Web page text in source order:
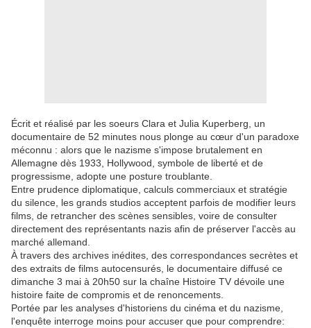
Écrit et réalisé par les soeurs Clara et Julia Kuperberg, un
documentaire de 52 minutes nous plonge au cœur d'un paradoxe
méconnu : alors que le nazisme s'impose brutalement en
Allemagne dès 1933, Hollywood, symbole de liberté et de
progressisme, adopte une posture troublante.
Entre prudence diplomatique, calculs commerciaux et stratégie
du silence, les grands studios acceptent parfois de modifier leurs
films, de retrancher des scènes sensibles, voire de consulter
directement des représentants nazis afin de préserver l'accès au
marché allemand.
À travers des archives inédites, des correspondances secrètes et
des extraits de films autocensurés, le documentaire diffusé ce
dimanche 3 mai à 20h50 sur la chaîne Histoire TV dévoile une
histoire faite de compromis et de renoncements.
Portée par les analyses d'historiens du cinéma et du nazisme,
l'enquête interroge moins pour accuser que pour comprendre: